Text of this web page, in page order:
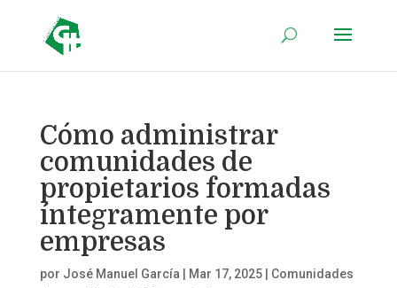
Cómo administrar
comunidades de
propietarios formadas
íntegramente por
empresas
por José Manuel García Mar 17, 2025| Comunidades